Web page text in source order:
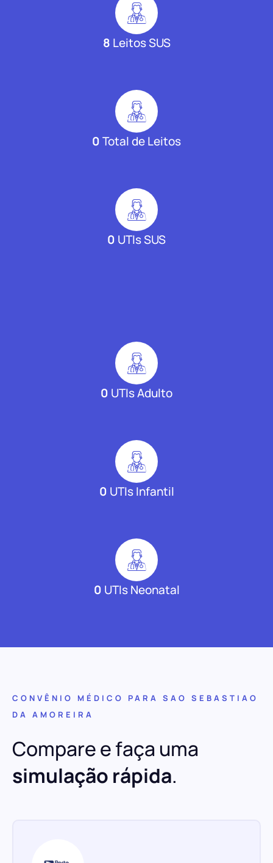
8 Leitos SUS
0Total de Leitos
0 UTIs SUS
0 UTIs Adulto
0 UTIs Infantil
0 UTIs Neonatal
CONVÊNIO MÉDICO PARA SAO SEBASTIAO
DA AMOREIRA
Compare e faça uma
simulação rápida.